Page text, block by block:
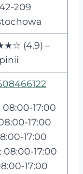
209
(4.9) –
08:00-17:00
17:00
17:00
08:00-17:00
17:00